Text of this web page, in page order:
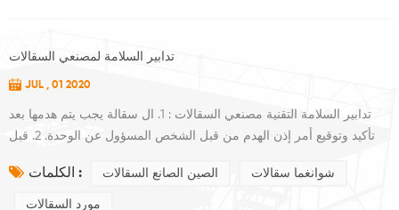
تدابير السلامة لمصنعي السقالات
JUL , 01 2020
تدابير السلامة التقنية مصنعي السقالات : 1. ال سقالة يجب يتم هدمها بعد
تأكيد وتوقيع أمر إذن الهدم من قبل الشخص المسؤول عن الوحدة. 2. قبل
الموجود على السقالة قبل إزالة السقالة ، يجب تحديد منطقة أمان وعلامة
تحذير يجب كن مجموعة أرسل شخصًا مميزًا ليكون متيقظًا. لا يُسمح لأي
الكلمات : الصين الصانع السقالات شوانغما سقالات
مورد السقالات